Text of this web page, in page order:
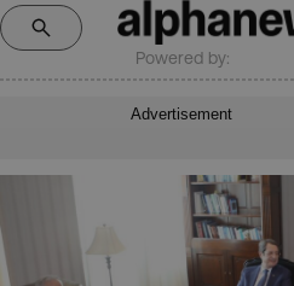
Powered by:
Advertisement